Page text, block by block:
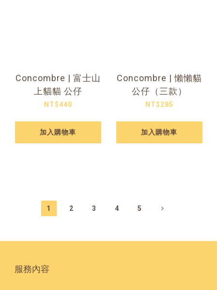
Concombre | 富士山
上貓貓 公仔
NT$440
加入購物車
Concombre | 懶懶貓
公仔（三款）
NT$285
加入購物車
1 2 3 4 5
服務內容